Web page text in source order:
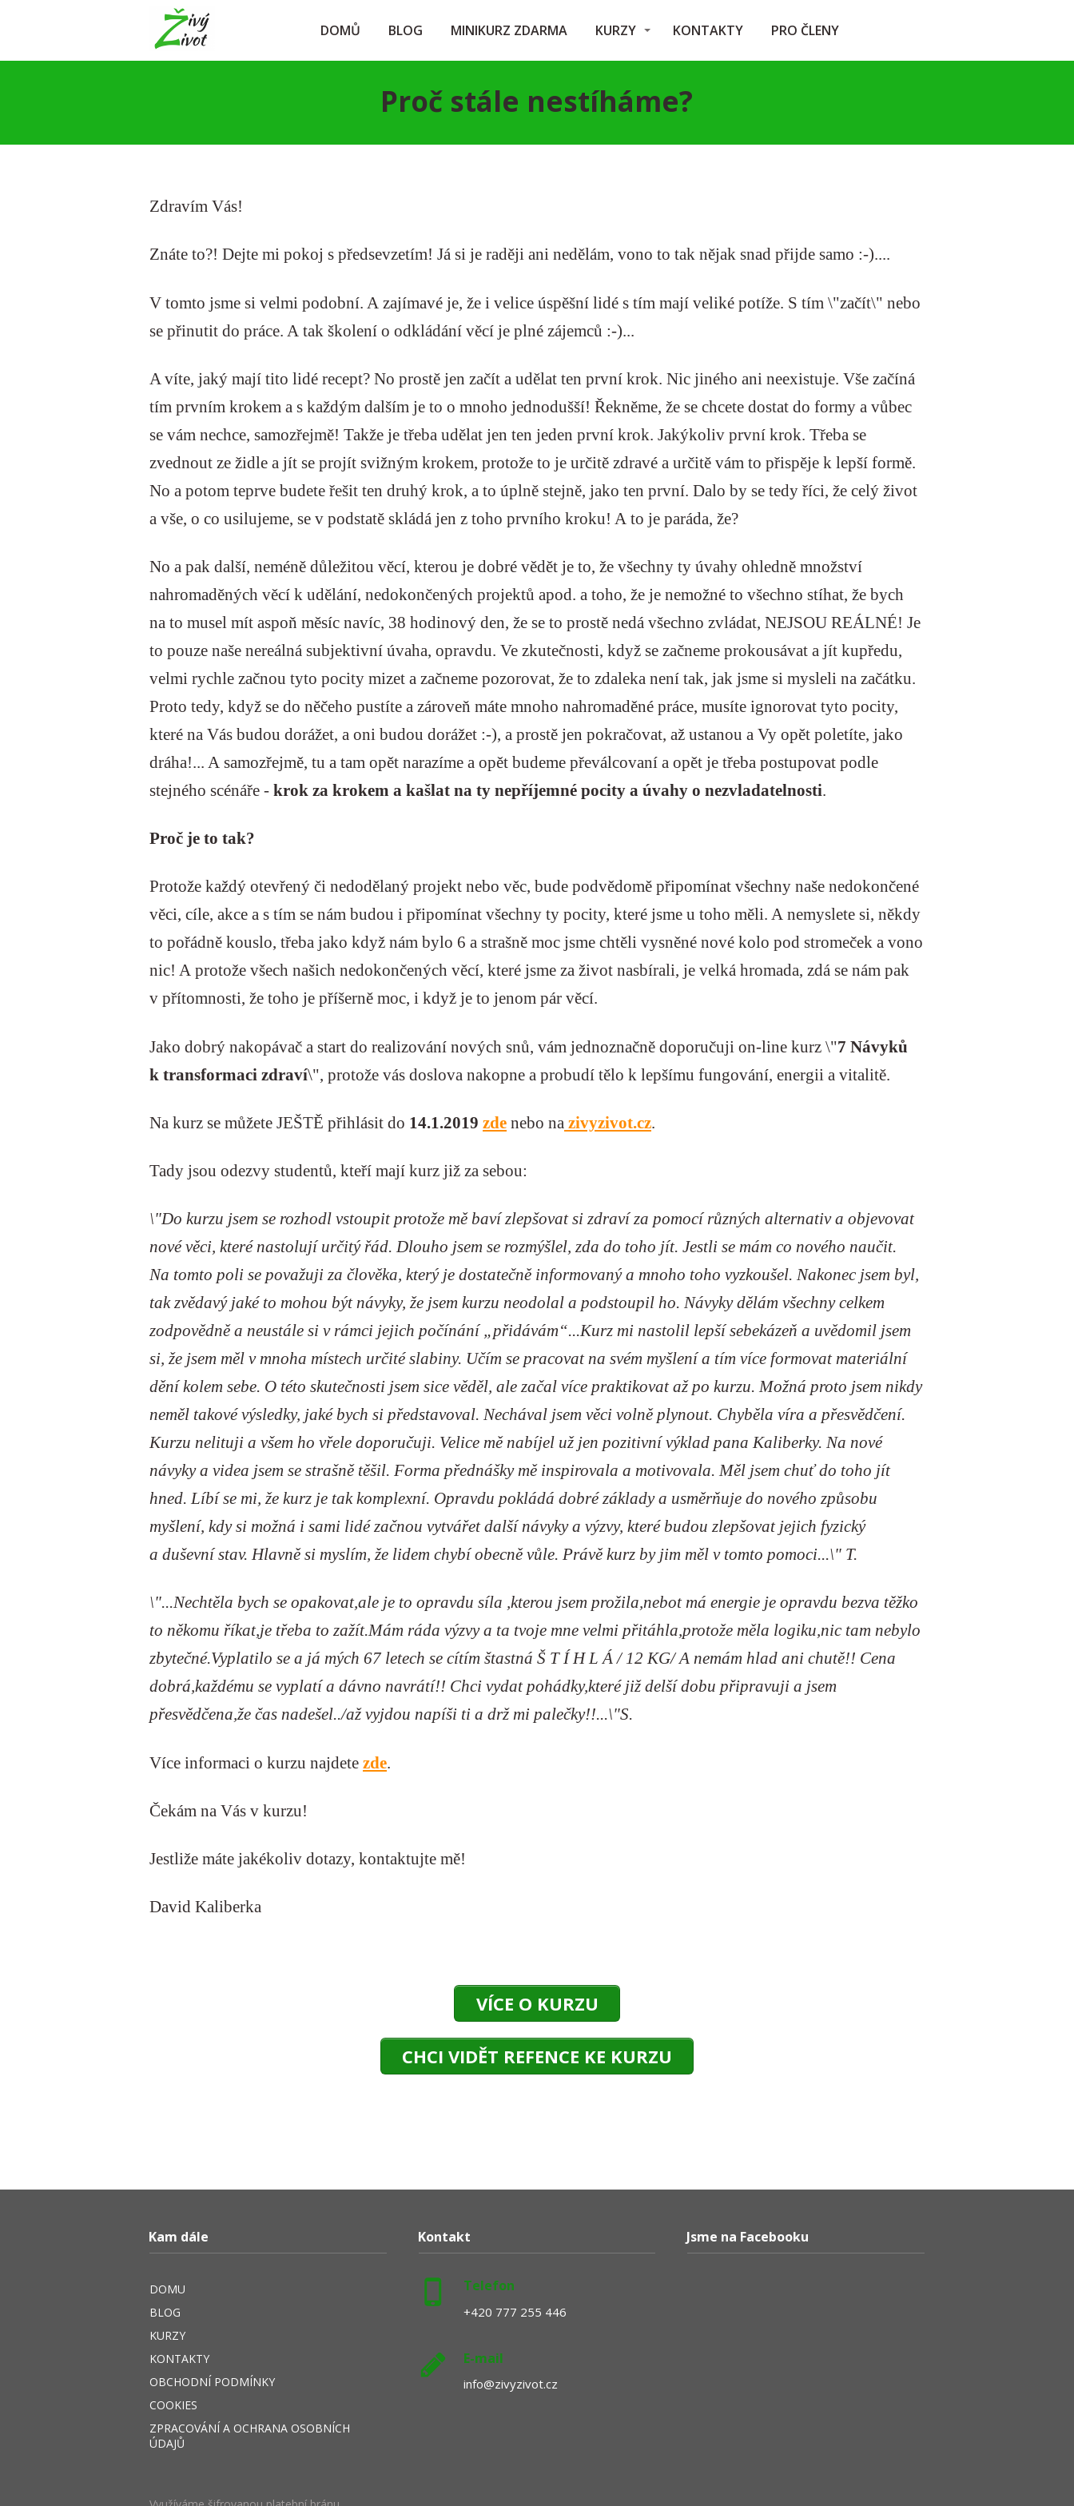
DOMŮ BLOG MINIKURZ ZDARMA KURZY KONTAKTY PRO ČLENY
Proč stále nestíháme?
Zdravím Vás!
Znáte to?! Dejte mi pokoj s předsevzetím! Já si je raději ani nedělám, vono to tak nějak snad přijde samo :-)....
V tomto jsme si velmi podobní. A zajímavé je, že i velice úspěšní lidé s tím mají veliké potíže. S tím \"začít\" nebo
se přinutit do práce. A tak školení o odkládání věcí je plné zájemců :-)...
A víte, jaký mají tito lidé recept? No prostě jen začít a udělat ten první krok. Nic jiného ani neexistuje. Vše začíná
tím prvním krokem a s každým dalším je to o mnoho jednodušší! Řekněme, že se chcete dostat do formy a vůbec
se vám nechce, samozřejmě! Takže je třeba udělat jen ten jeden první krok. Jakýkoliv první krok. Třeba se
zvednout ze židle a jít se projít svižným krokem, protože to je určitě zdravé a určitě vám to přispěje k lepší formě.
No a potom teprve budete řešit ten druhý krok, a to úplně stejně, jako ten první. Dalo by se tedy říci, že celý život
a vše, o co usilujeme, se v podstatě skládá jen z toho prvního kroku! A to je paráda, že?
No a pak další, neméně důležitou věcí, kterou je dobré vědět je to, že všechny ty úvahy ohledně množství
nahromaděných věcí k udělání, nedokončených projektů apod. a toho, že je nemožné to všechno stíhat, že bych
na to musel mít aspoň měsíc navíc, 38 hodinový den, že se to prostě nedá všechno zvládat, NEJSOU REÁLNÉ! Je
to pouze naše nereálná subjektivní úvaha, opravdu. Ve zkutečnosti, když se začneme prokousávat a jít kupředu,
velmi rychle začnou tyto pocity mizet a začneme pozorovat, že to zdaleka není tak, jak jsme si mysleli na začátku.
Proto tedy, když se do něčeho pustíte a zároveň máte mnoho nahromaděné práce, musíte ignorovat tyto pocity,
které na Vás budou dorážet, a oni budou dorážet :-), a prostě jen pokračovat, až ustanou a Vy opět poletíte, jako
dráha!... A samozřejmě, tu a tam opět narazíme a opět budeme převálcovaní a opět je třeba postupovat podle
stejného scénáře - krok za krokem a kašlat na ty nepříjemné pocity a úvahy o nezvladatelnosti.
Proč je to tak?
Protože každý otevřený či nedodělaný projekt nebo věc, bude podvědomě připomínat všechny naše nedokončené
věci, cíle, akce a s tím se nám budou i připomínat všechny ty pocity, které jsme u toho měli. A nemyslete si, někdy
to pořádně kouslo, třeba jako když nám bylo 6 a strašně moc jsme chtěli vysněné nové kolo pod stromeček a vono
nic! A protože všech našich nedokončených věcí, které jsme za život nasbírali, je velká hromada, zdá se nám pak
v přítomnosti, že toho je příšerně moc, i když je to jenom pár věcí.
Jako dobrý nakopávač a start do realizování nových snů, vám jednoznačně doporučuji on-line kurz \"7 Návyků
k transformaci zdraví\", protože vás doslova nakopne a probudí tělo k lepšímu fungování, energii a vitalitě.
Na kurz se můžete JEŠTĚ přihlásit do 14.1.2019 zde nebo na zivyzivot.cz.
Tady jsou odezvy studentů, kteří mají kurz již za sebou:
\"Do kurzu jsem se rozhodl vstoupit protože mě baví zlepšovat si zdraví za pomocí různých alternativ a objevovat
nové věci, které nastolují určitý řád. Dlouho jsem se rozmýšlel, zda do toho jít. Jestli se mám co nového naučit.
Na tomto poli se považuji za člověka, který je dostatečně informovaný a mnoho toho vyzkoušel. Nakonec jsem byl,
tak zvědavý jaké to mohou být návyky, že jsem kurzu neodolal a podstoupil ho. Návyky dělám všechny celkem
zodpovědně a neustále si v rámci jejich počínání „přidávám“...Kurz mi nastolil lepší sebekázeň a uvědomil jsem
si, že jsem měl v mnoha místech určité slabiny. Učím se pracovat na svém myšlení a tím více formovat materiální
dění kolem sebe. O této skutečnosti jsem sice věděl, ale začal více praktikovat až po kurzu. Možná proto jsem nikdy
neměl takové výsledky, jaké bych si představoval. Nechával jsem věci volně plynout. Chyběla víra a přesvědčení.
Kurzu nelituji a všem ho vřele doporučuji. Velice mě nabíjel už jen pozitivní výklad pana Kaliberky. Na nové
návyky a videa jsem se strašně těšil. Forma přednášky mě inspirovala a motivovala. Měl jsem chuť do toho jít
hned. Líbí se mi, že kurz je tak komplexní. Opravdu pokládá dobré základy a usměrňuje do nového způsobu
myšlení, kdy si možná i sami lidé začnou vytvářet další návyky a výzvy, které budou zlepšovat jejich fyzický
a duševní stav. Hlavně si myslím, že lidem chybí obecně vůle. Právě kurz by jim měl v tomto pomoci...\" T.
\"...Nechtěla bych se opakovat,ale je to opravdu síla ,kterou jsem prožila,nebot má energie je opravdu bezva těžko
to někomu říkat,je třeba to zažít.Mám ráda výzvy a ta tvoje mne velmi přitáhla,protože měla logiku,nic tam nebylo
zbytečné.Vyplatilo se a já mých 67 letech se cítím štastná Š T Í H L Á / 12 KG/ A nemám hlad ani chutě!! Cena
dobrá,každému se vyplatí a dávno navrátí!! Chci vydat pohádky,které již delší dobu připravuji a jsem
přesvědčena,že čas nadešel../až vyjdou napíši ti a drž mi palečky!!...\"S.
Více informaci o kurzu najdete zde.
Čekám na Vás v kurzu!
Jestliže máte jakékoliv dotazy, kontaktujte mě!
David Kaliberka
VÍCE O KURZU
CHCI VIDĚT REFENCE KE KURZU
Kam dále
DOMU
BLOG
KURZY
KONTAKTY
OBCHODNÍ PODMÍNKY
COOKIES
ZPRACOVÁNÍ A OCHRANA OSOBNÍCH
ÚDAJŮ
Kontakt
Telefon
+420 777 255 446
E-mail
info@zivyzivot.cz
Jsme na Facebooku